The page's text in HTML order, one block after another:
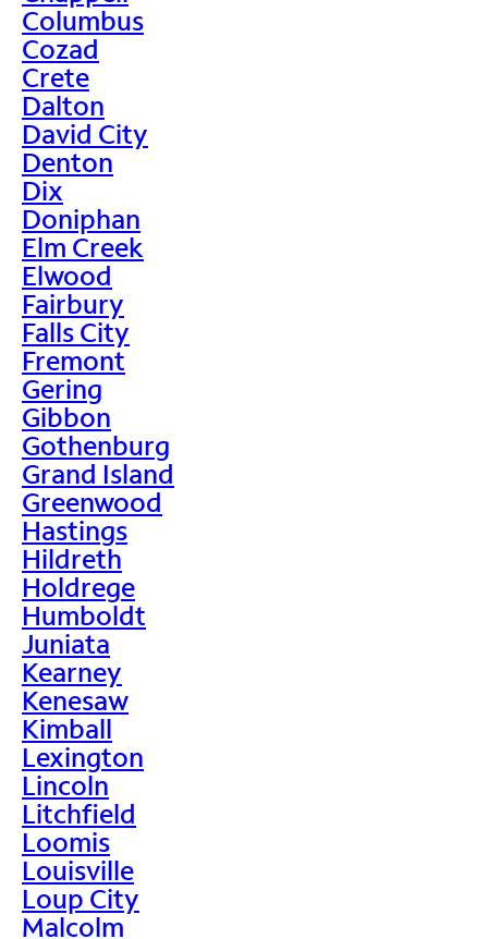
Columbus
Cozad
Crete
Dalton
David City
Denton
Dix
Doniphan
Elm Creek
Elwood
Fairbury
Falls City
Fremont
Gering
Gibbon
Gothenburg
Grand Island
Greenwood
Hastings
Hildreth
Holdrege
Humboldt
Juniata
Kearney
Kenesaw
Kimball
Lexington
Lincoln
Litchfield
Loomis
Louisville
Loup City
Malcolm